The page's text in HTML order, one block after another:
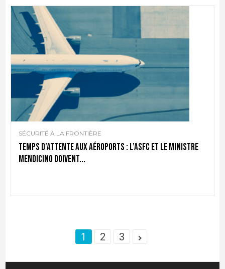
SÉCURITÉ À LA FRONTIÈRE
Temps d’attente aux aéroports : l’ASFC et le ministre
Mendicino doivent...
1 2 3